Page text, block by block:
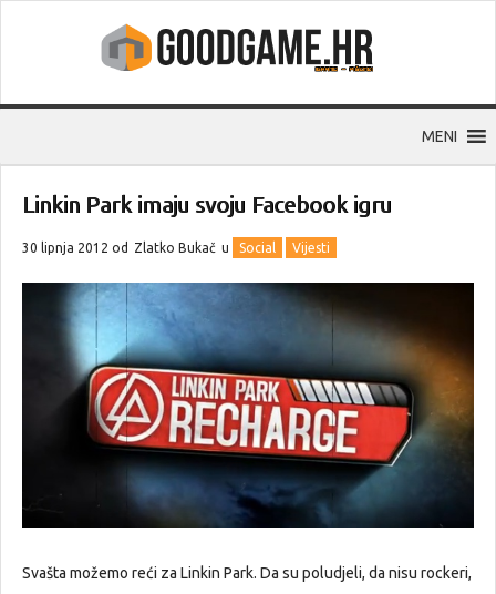
MENI
Linkin Park imaju svoju Facebook igru
30 lipnja 2012 od Zlatko Bukač u Social Vijesti
Svašta možemo reći za Linkin Park. Da su poludjeli, da nisu rockeri,